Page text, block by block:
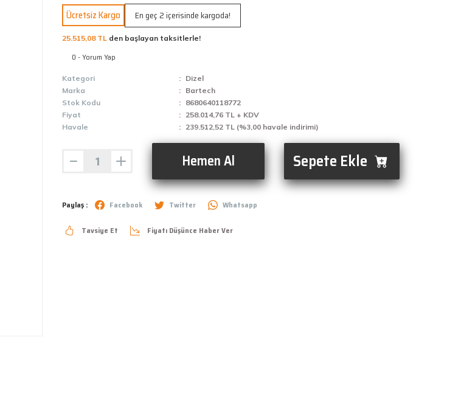
Ücretsiz Kargo En geç 2 içerisinde kargoda!
25.515,08 TL den başlayan taksitlerle!
0 - Yorum Yap
Kategori
Dizel
Marka
Bartech
Stok Kodu
8680640118772
Fiyat
258.014,76 TL + KDV
Havale
239.512,52 TL (%3,00 havale indirimi)
Hemen Al Sepete Ekle
Paylaş : Facebook Twitter Whatsapp
Tavsiye Et Fiyatı Düşünce Haber Ver